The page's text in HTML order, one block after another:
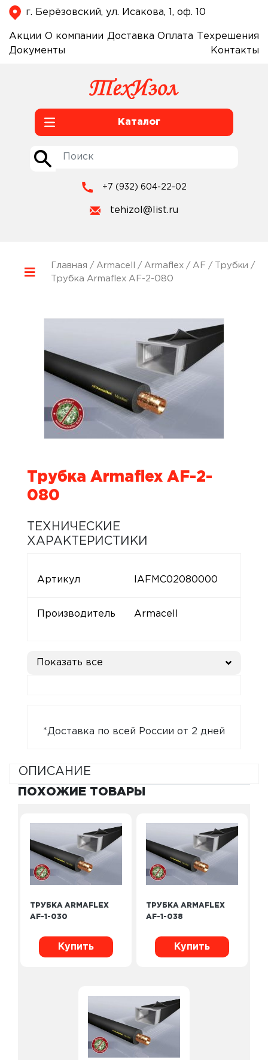
г. Берёзовский, ул. Исакова, 1, оф. 10
Акции О компании Доставка Оплата
Техрешения
Документы
Контакты
Каталог
+7 (932) 604-22-02
tehizol@list.ru
Главная / Armacell / Armaflex/ AF / Трубки /
Трубка Armaflex AF-2-080
Трубка Armaflex AF-2-
080
ТЕХНИЧЕСКИЕ
ХАРАКТЕРИСТИКИ
Артикул IAFMC02080000
Производитель Armacell
Показать все
*Доставка по всей России от 2 дней
ОПИСАНИЕ
ПОХОЖИЕ ТОВАРЫ
ТРУБКА ARMAFLEX
AF-1-030
Купить
ТРУБКА ARMAFLEX
AF-1-038
Купить